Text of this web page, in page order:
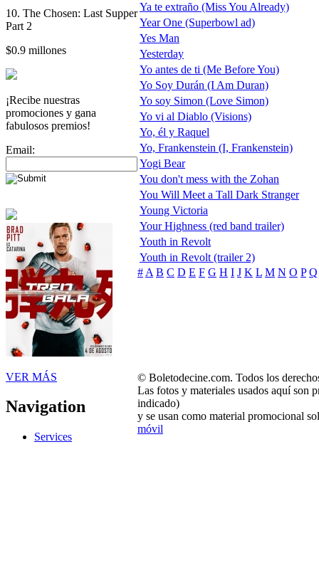
10. The Chosen: Last Supper
Part 2
$0.9 millones
¡Recibe nuestras
promociones y gana
fabulosos premios!
Email:
VER MÁS
Navigation
Services
Ya te extraño (Miss You Already)
Year One (Superbowl ad)
Yes Man
Yesterday
Yo antes de ti (Me Before You)
Yo Soy Durán (I Am Duran)
Yo soy Simon (Love Simon)
Yo vi al Diablo (Visions)
Yo, él y Raquel
Yo, Frankenstein (I, Frankenstein)
Yogi Bear
You don't mess with the Zohan
You Will Meet a Tall Dark Stranger
Young Victoria
Your Highness (red band trailer)
Youth in Revolt
Youth in Revolt (trailer 2)
#A B C D E F G H I J K L M N O P Q
© Boletodecine.com. Todos los
Las fotos y materiales usados aquí son
indicado)
y se usan como material promocional
móvil